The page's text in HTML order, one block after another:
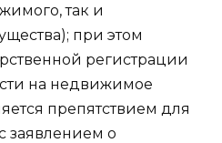
так и
при этом
регистрации
на недвижимое
препятствием для
заявлением о